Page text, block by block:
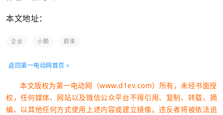
本文地址：
企业 小鹏 蔚来
返回第一电动网首页 >
本文版权为第一电动网（www.d1ev.com）所有，未经书面授
权，任何媒体、网站以及微信公众平台不得引用、复制、转载、摘
编、以其他任何方式使用上述内容或建立镜像。违反者将被依法追